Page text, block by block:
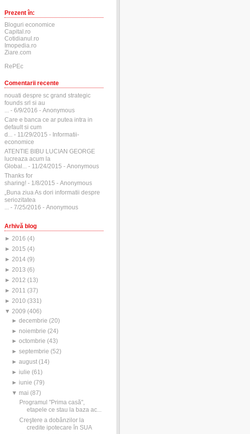
Prezent în:
Bloguri economice
Capital.ro
Cotidianul.ro
Imopedia.ro
Ziare.com
RePEc
Comentarii recente
nouati despre sc grand strategic
founds srl si au
... - 6/9/2016 - Anonymous
Care e banca ce ar putea intra in
default si cum
d... - 11/29/2015 - Informatii-
economice
ATENTIE BIBU LUCIAN GEORGE
lucreaza acum la
Global... - 11/24/2015 - Anonymous
Thanks for
sharing! - 1/8/2015 - Anonymous
„Buna ziua As dori informatii despre
seriozitatea
... - 7/25/2016 - Anonymous
Arhivă blog
► 2016 (4)
► 2015 (4)
► 2014 (9)
► 2013 (6)
► 2012 (13)
► 2011 (37)
► 2010 (331 )
▼ 2009 (406)
►decembrie (20)
► noiembrie (24)
►octombrie (43)
►septembrie (52)
►august (14)
► iulie (61)
► iunie (79)
▼ mai (87)
Programul "Prima casă",
etapele ce stau la baza ac...
Creştere a dobânzilor la
credite ipotecare în SUA